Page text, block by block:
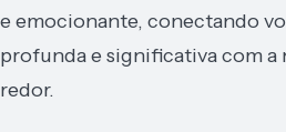
e emocionante, conectando
profunda e significativa com a
redor.